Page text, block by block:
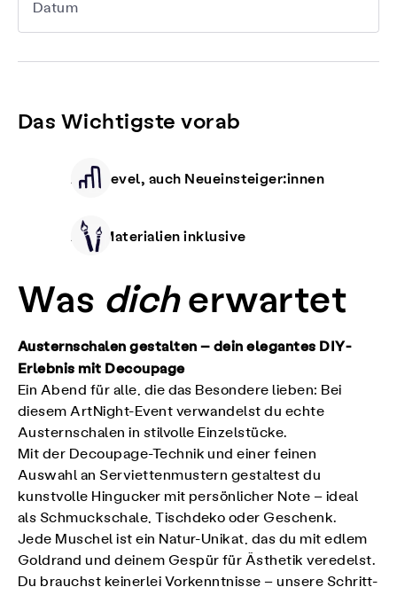
Datum
Das Wichtigste vorab
Alle Level, auch Neueinsteiger:innen
Alle Materialien inklusive
Was dicherwartet
Austernschalen gestalten – dein elegantes DIY-
Erlebnis mit Decoupage
Ein Abend für alle, die das Besondere lieben: Bei
diesem ArtNight-Event verwandelst du echte
Austernschalen in stilvolle Einzelstücke.
Mit der Decoupage-Technik und einer feinen
Auswahl an Serviettenmustern gestaltest du
kunstvolle Hingucker mit persönlicher Note – ideal
als Schmuckschale, Tischdeko oder Geschenk.
Jede Muschel ist ein Natur-Unikat, das du mit edlem
Goldrand und deinem Gespür für Ästhetik veredelst.
Du brauchst keinerlei Vorkenntnisse – unsere Schritt-